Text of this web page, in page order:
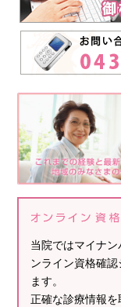
当院ではマイナ
ンライン資格確
ます。
正確な診療情報